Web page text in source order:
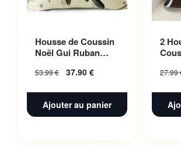
Housse de Coussin
Noël Gui Ruban
53.99€ 37.90 €
Ajouter au panier
2
45 X
27.99